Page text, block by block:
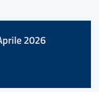
2026